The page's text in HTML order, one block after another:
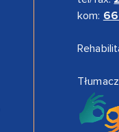
kom: